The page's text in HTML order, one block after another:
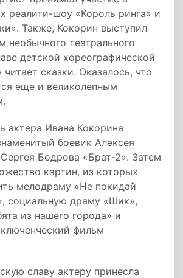
реалити-шоу «Король ринга» и
Также, Кокорин выступил
необычного театрального
детской хореографической
сказки. Оказалось, что
еще и великолепным
актера Ивана Кокорина
боевик Алексея
Бодрова «Брат-2». Затем
картин, из которых
мелодраму «Не покидай
социальную драму «Шик»,
из нашего города» и
фильм
славу актеру принесла